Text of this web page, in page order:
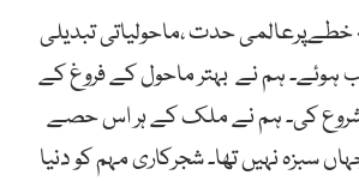
خطےپرعالمی حدت ،ماحولیاتی تبدیلی
ہوئے۔ ہم نے بہتر ماحول کے فروغ کے
کی۔ ہم نے ملک کے ہر اس حصے
سبزہ نہیں تھا۔ شجرکاری مہم کو دنیا